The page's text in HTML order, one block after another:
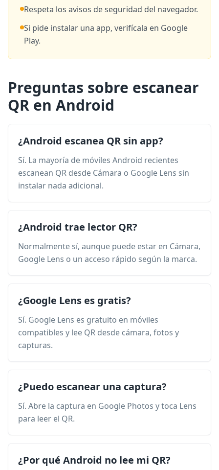
Respeta los avisos de seguridad del navegador.
Si pide instalar una app, verifícala en Google
Play.
Preguntas sobre escanear
QR en Android
¿Android escanea QR sin app?
Sí. La mayoría de móviles Android recientes
escanean QR desde Cámara o Google Lens sin
instalar nada adicional.
¿Android trae lector QR?
Normalmente sí, aunque puede estar en Cámara,
Google Lens o un acceso rápido según la marca.
¿Google Lens es gratis?
Sí. Google Lens es gratuito en móviles
compatibles y lee QR desde cámara, fotos y
capturas.
¿Puedo escanear una captura?
Sí. Abre la captura en Google Photos y toca Lens
para leer el QR.
¿Por qué Android no lee mi QR?